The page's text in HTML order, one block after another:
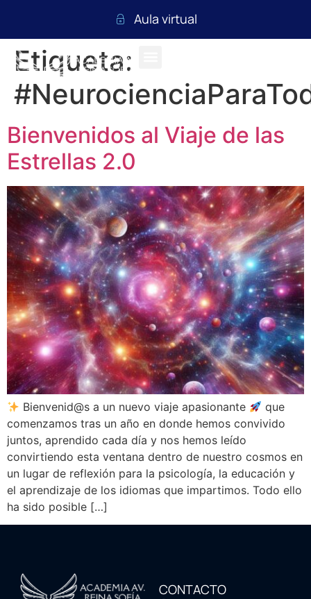
Aula virtual
Etiqueta:
Bienvenidos al Viaje de las
Estrellas 2.0
Bienvenid@s a un nuevo viaje apasionante
que
comenzamos tras un año en donde hemos convivido
juntos, aprendido cada día y nos hemos leído
convirtiendo esta ventana dentro de nuestro cosmos en
un lugar de reflexión para la psicología, la educación y
el aprendizaje de los idiomas que impartimos. Todo ello
ha sido posible […]
CONTACTO